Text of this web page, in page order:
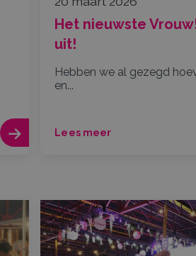
Het nieuwste
uit!
Hebben we al gezegd
en...
Lees meer